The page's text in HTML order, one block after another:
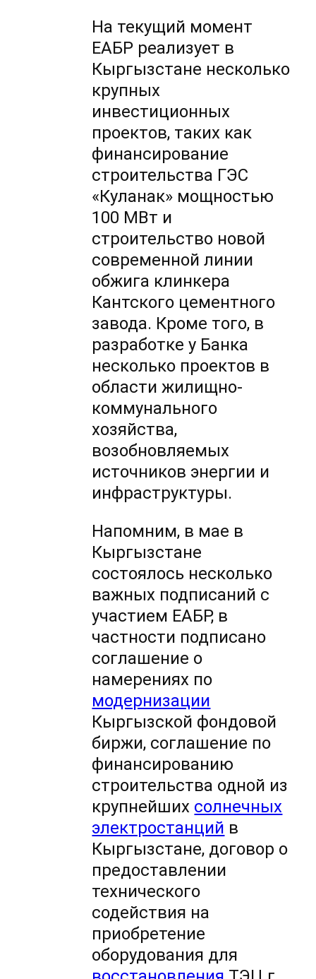
На текущий момент
ЕАБР реализует в
Кыргызстане несколько
крупных
инвестиционных
проектов, таких как
финансирование
строительства ГЭС
«Куланак» мощностью
100 МВт и
строительство новой
современной линии
обжига клинкера
Кантского цементного
завода. Кроме того, в
разработке у Банка
несколько проектов в
области жилищно-
коммунального
хозяйства,
возобновляемых
источников энергии и
инфраструктуры.
Напомним, в мае в
Кыргызстане
состоялось несколько
важных подписаний с
участием ЕАБР, в
частности подписано
соглашение о
намерениях по
модернизации
Кыргызской фондовой
биржи, соглашение по
финансированию
строительства одной из
крупнейших солнечных
электростанций в
Кыргызстане, договор о
предоставлении
технического
содействия на
приобретение
оборудования для